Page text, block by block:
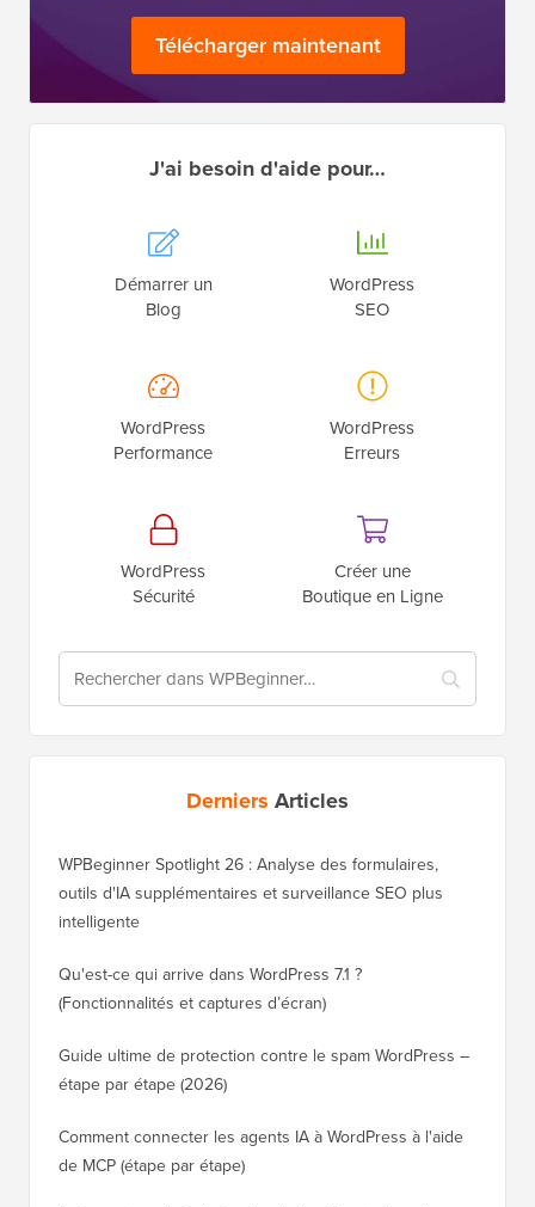
Télécharger maintenant
J'ai besoin d'aide pour…
Démarrer un
Blog
WordPress
SEO
WordPress
Performance
WordPress
Erreurs
WordPress
Sécurité
Créer une
Boutique en Ligne
Derniers Articles
WPBeginner Spotlight 26 : Analyse des formulaires,
outils d'IA supplémentaires et surveillance SEO plus
intelligente
Qu'est-ce qui arrive dans WordPress 7.1 ?
(Fonctionnalités et captures d’écran)
Guide ultime de protection contre le spam WordPress –
étape par étape (2026)
Comment connecter les agents IA à WordPress à l'aide
de MCP (étape par étape)